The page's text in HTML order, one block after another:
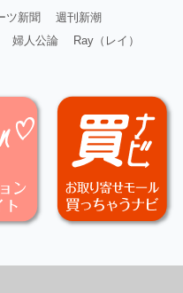
ツ新聞
週刊新潮
婦人公論
Ray（レイ）